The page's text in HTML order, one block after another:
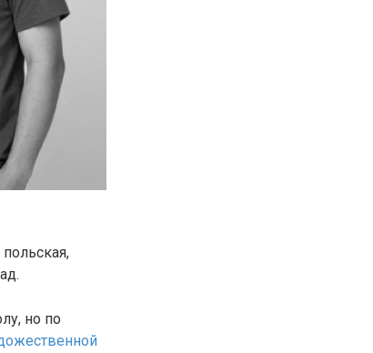
но по